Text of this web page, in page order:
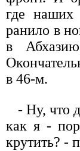
где наших
ранило в
в
в 46-м.
- Ну, что
как я -
крутить? -